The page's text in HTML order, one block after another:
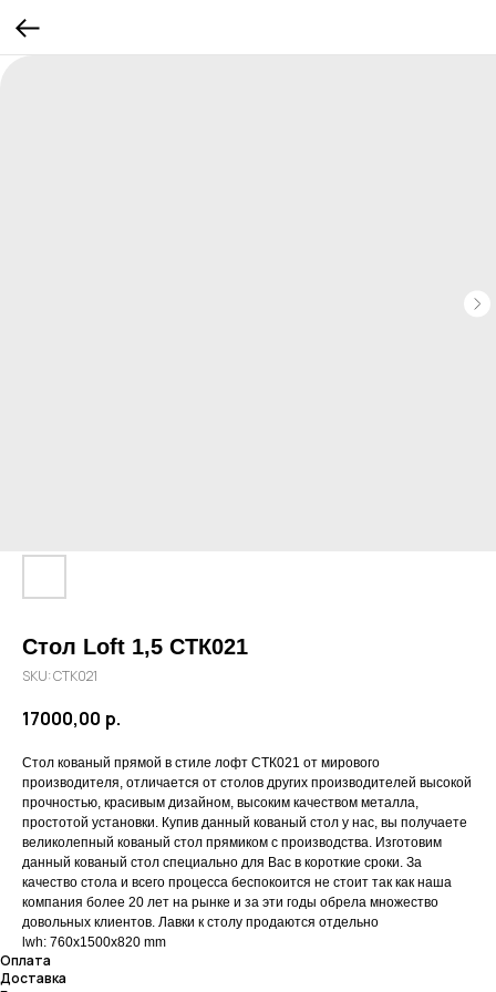
Стол Loft 1,5 СТК021
SKU:СТК021
17000,00 р.
Стол кованый прямой в стиле лофт СТК021 от мирового
производителя, отличается от столов других производителей высокой
прочностью, красивым дизайном, высоким качеством металла,
простотой установки. Купив данный кованый стол у нас, вы получаете
великолепный кованый стол прямиком с производства. Изготовим
данный кованый стол специально для Вас в короткие сроки. За
качество стола и всего процесса беспокоится не стоит так как наша
компания более 20 лет на рынке и за эти годы обрела множество
довольных клиентов. Лавки к столу продаются отдельно
lwh: 760x1500x820 mm
Оплата
Доставка